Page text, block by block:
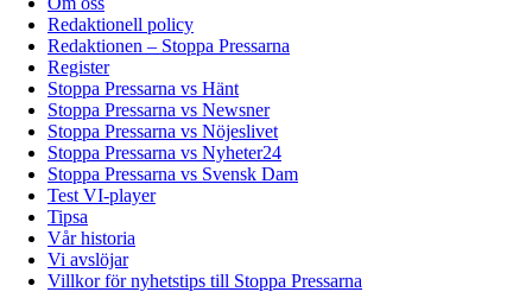
Redaktionell policy
Redaktionen – Stoppa Pressarna
Register
Stoppa Pressarna vs Hänt
Stoppa Pressarna vs Newsner
Stoppa Pressarna vs Nöjeslivet
Stoppa Pressarna vs Nyheter24
Stoppa Pressarna vs Svensk Dam
Test VI-player
Tipsa
Vår historia
Vi avslöjar
Villkor för nyhetstips till Stoppa Pressarna